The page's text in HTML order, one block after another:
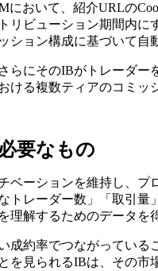
において、紹介URLの
ビューション期間内
ョン構成に基づいて
にそのIBがトレーダー
ける複数ティアのコミ
要なもの
ベーションを維持し、
トレーダー数」「取引
解するためのデータを
成約率でつながってい
を見られるIBは、その